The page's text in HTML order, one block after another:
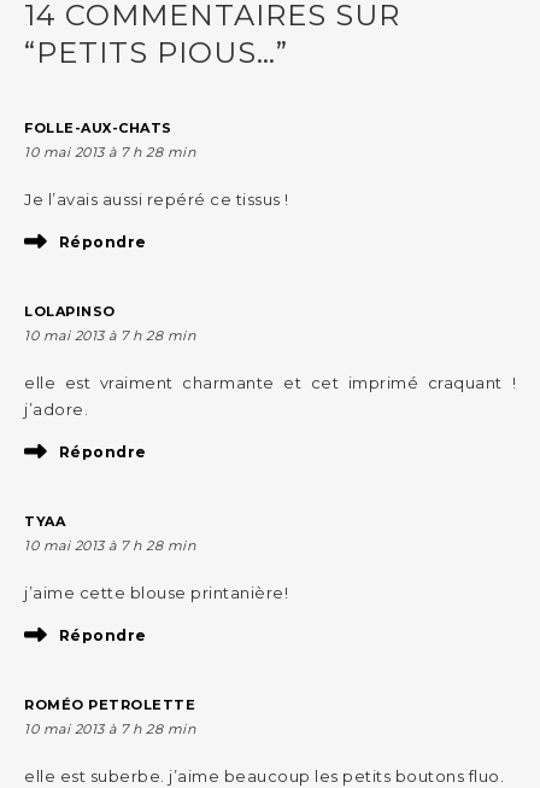
14 COMMENTAIRES SUR
“PETITS PIOUS…”
FOLLE-AUX-CHATS
10 mai 2013 à 7 h 28 min
Je l’avais aussi repéré ce tissus !
Répondre
LOLAPINSO
10 mai 2013 à 7 h 28 min
elle est vraiment charmante et cet imprimé craquant !
j’adore.
Répondre
TYAA
10 mai 2013 à 7 h 28 min
j’aime cette blouse printanière!
Répondre
ROMÉO PETROLETTE
10 mai 2013 à 7 h 28 min
elle est suberbe. j’aime beaucoup les petits boutons fluo.